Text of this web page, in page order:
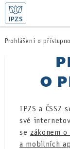
ŽIVOTNÍ
KARIÉRA
PRO LÉKAŘE
Prohlášení o
O
IPZS a ČSSZ
své
se zákonem
a mobilních